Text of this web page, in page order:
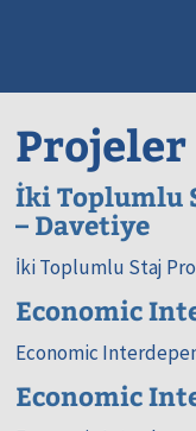
Projeler
İki Toplumlu
– Davetiye
İki Toplumlu Staj
Economic
Economic
Economic